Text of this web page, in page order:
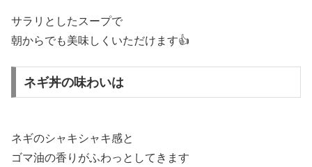
サラリとしたスープで
朝からでも美味しくいただけます👍
ネギ丼の味わいは
ネギのシャキシャキ感と
ゴマ油の香りがふわっとしてきます